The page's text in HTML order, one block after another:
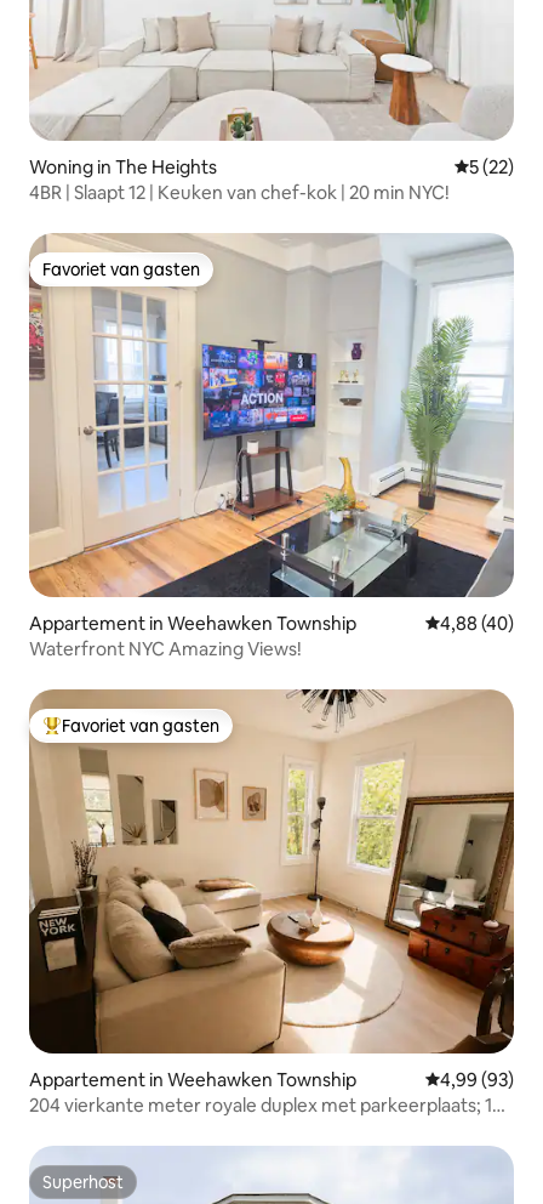
Woning in The Heights
5 (22)
4BR | Slaapt 12 | Keuken van chef-kok | 20 min NYC!
Favoriet van gasten
Favoriet van gasten
Appartement in Weehawken Township Gemiddelde
4,88 (40)
Waterfront NYC Amazing Views!
Topfavoriet van gasten
Favoriet van gasten
Appartement in Weehawken Township Gemiddelde
4,99 (93)
204 vierkante meter royale duplex met parkeerplaats; 15
Superhost
Superhost